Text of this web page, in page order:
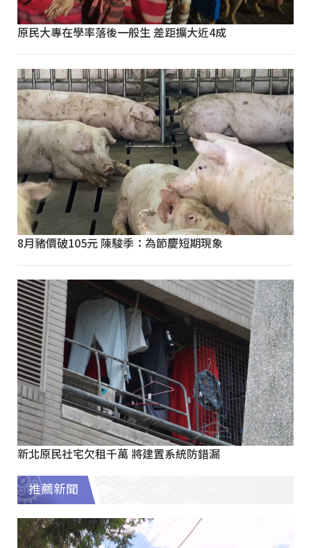
原民大專在學率落後一般生 差距擴大近4成
8月豬價破105元 陳駿季：為節慶短期現象
新北原民社宅欠租千萬 將建置系統防錯漏
推薦新聞